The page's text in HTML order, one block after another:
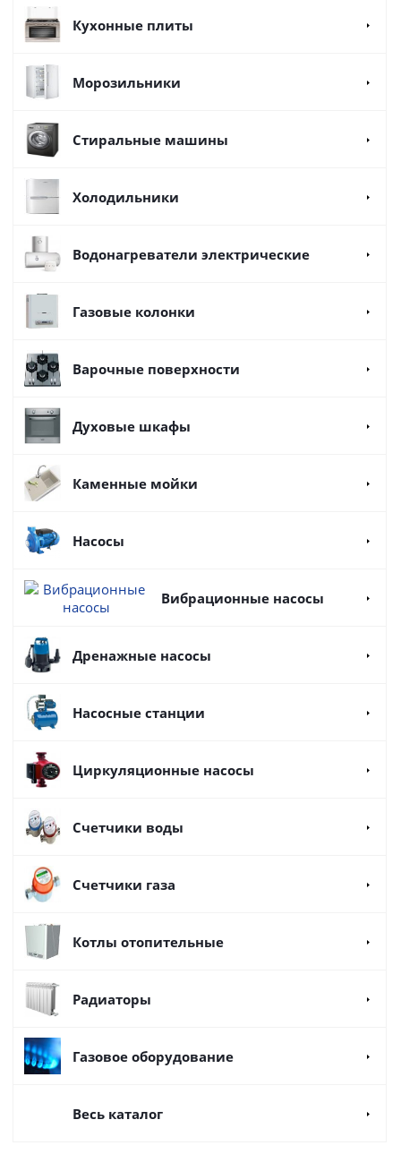
Кухонные плиты
Морозильники
Стиральные машины
Холодильники
Водонагреватели электрические
Газовые колонки
Варочные поверхности
Духовые шкафы
Каменные мойки
Насосы
Вибрационные насосы
Дренажные насосы
Насосные станции
Циркуляционные насосы
Счетчики воды
Счетчики газа
Котлы отопительные
Радиаторы
Газовое оборудование
Весь каталог